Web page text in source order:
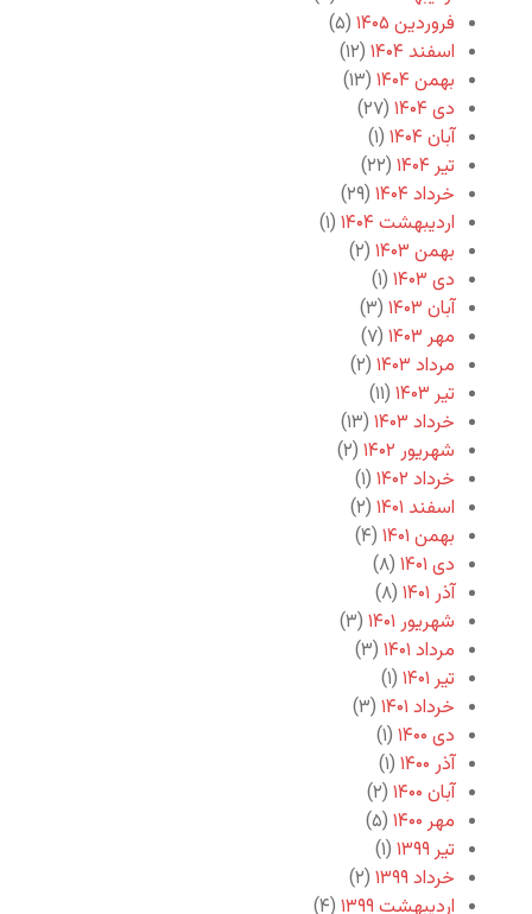
فروردین ۱۴۰۵
(۵)
اسفند ۱۴۰۴
(۱۲)
بهمن ۱۴۰۴
(۱۳)
دی ۱۴۰۴
(۲۷)
آبان ۱۴۰۴
(۱)
تیر ۱۴۰۴
(۲۲)
خرداد ۱۴۰۴
(۲۹)
اردیبهشت ۱۴۰۴
(۱)
بهمن ۱۴۰۳
(۲)
دی ۱۴۰۳
(۱)
آبان ۱۴۰۳
(۳)
مهر ۱۴۰۳
(۷)
مرداد ۱۴۰۳
(۲)
تیر ۱۴۰۳
(۱۱)
خرداد ۱۴۰۳
(۱۳)
شهریور ۱۴۰۲
(۲)
خرداد ۱۴۰۲
(۱)
اسفند ۱۴۰۱
(۲)
بهمن ۱۴۰۱
(۴)
دی ۱۴۰۱
(۸)
آذر ۱۴۰۱
(۸)
شهریور ۱۴۰۱
(۳)
مرداد ۱۴۰۱
(۳)
تیر ۱۴۰۱
(۱)
خرداد ۱۴۰۱
(۳)
دی ۱۴۰۰
(۱)
آذر ۱۴۰۰
(۱)
آبان ۱۴۰۰
(۲)
مهر ۱۴۰۰
(۵)
تیر ۱۳۹۹
(۱)
خرداد ۱۳۹۹
(۲)
اردیبهشت ۱۳۹۹
(۴)